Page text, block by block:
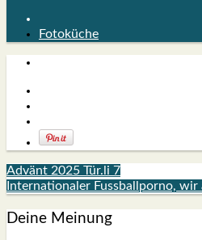
Fotoküche
Advänt 2025 Tür.li 7
Internationaler Fussballporno, wir
Deine Meinung